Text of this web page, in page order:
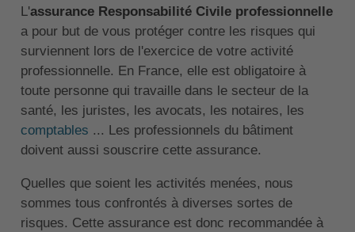
L'assurance Responsabilité Civile professionnelle
a pour but de vous protéger contre les risques qui
surviennent lors de l'exercice de votre activité
professionnelle. En France, elle est obligatoire à
toute personne qui travaille dans le secteur de la
santé, les juristes, les avocats, les notaires, les
comptables ... Les professionnels du bâtiment
doivent aussi souscrire cette assurance.
Quelles que soient les activités menées, nous
sommes tous confrontés à diverses sortes de
risques. Cette assurance est donc recommandée à